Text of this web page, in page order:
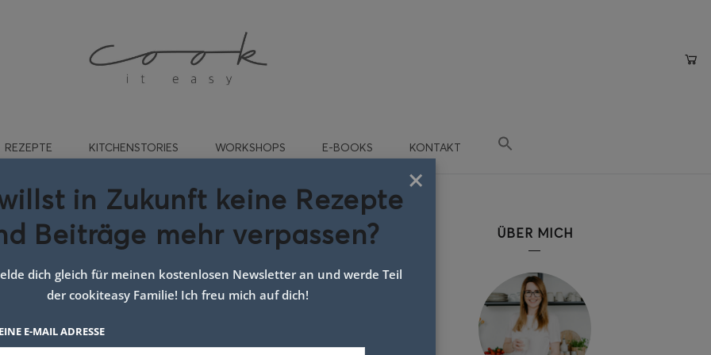
REZEPTE KITCHENSTORIES WORKSHOPS E-BOOKS KONTAKT
ohne kochen ÜBER MICH
×
in Zukunft keine Rezepte
Beiträge mehr verpassen?
dich gleich für meinen kostenlosen Newsletter an und werde Teil
der cookiteasy Familie! Ich freu mich auf dich!
E-MAIL ADRESSE